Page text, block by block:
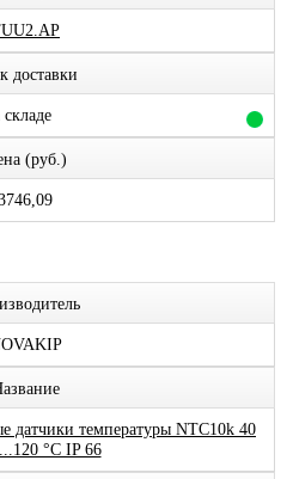
доставки
складе
(руб.)
датчики температуры NTC10k 40
°C IP 66